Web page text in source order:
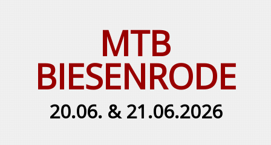
MTB
BIESENRODE
20.06. & 21.06.2026